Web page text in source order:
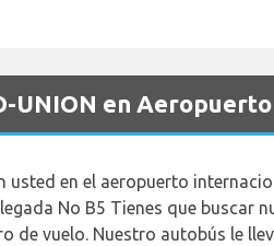
UNION en
en el aeropuerto
No B5 Tienes que buscar
de vuelo. Nuestro autobús le